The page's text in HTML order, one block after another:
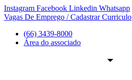
Ir
para
conteúdo
Instagram Facebook Linkedin Whatsapp
Vagas De Emprego / Cadastrar Curriculo
(66) 3439-8000
Área do associado